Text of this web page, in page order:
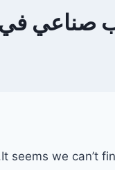
في
It seems we can’t